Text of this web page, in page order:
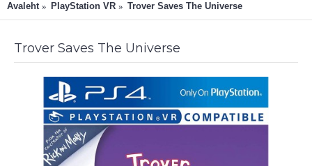
Avaleht PlayStation VR Trover Saves The Universe
Trover Saves The Universe